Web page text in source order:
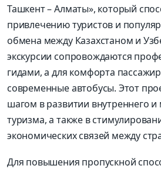
Ташкент – Алматы», который
привлечению туристов и
обмена между Казахстаном и
экскурсии сопровождаются
гидами, а для комфорта
современные автобусы. Этот
шагом в развитии внутреннего
туризма, а также в
экономических связей между
Для повышения пропускной